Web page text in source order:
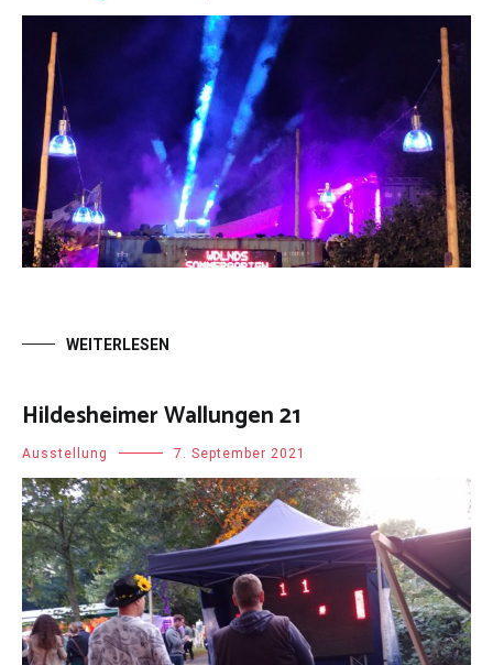
WEITERLESEN
Hildesheimer Wallungen 21
Ausstellung 7. September 2021